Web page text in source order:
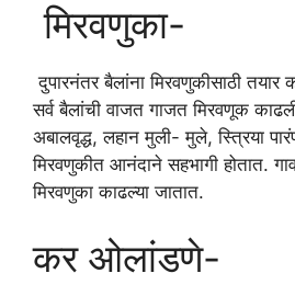
मिरवणुका-
दुपारनंतर बैलांना मिरवणुकीसाठी तयार
सर्व बैलांची वाजत गाजत मिरवणूक
अबालवृद्ध, लहान मुली- मुले, स्त्रिया
मिरवणुकीत आनंदाने सहभागी होतात.
मिरवणुका काढल्या जातात.
कर ओलांडणे-